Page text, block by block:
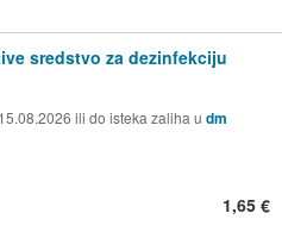
sredstvo za dezinfekciju
ili do isteka zaliha u dm
1,65 €